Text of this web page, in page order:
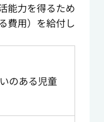
能力を得るため
費用）を給付し
のある児童